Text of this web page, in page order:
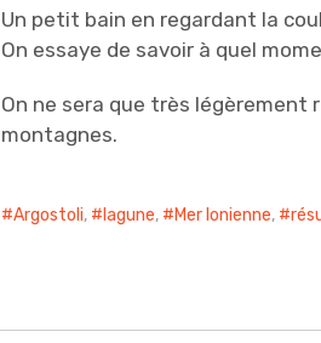
Un petit bain en regardant la
On essaye de savoir à quel
On ne sera que très
montagnes.
Argostoli, lagune, Mer Ionienne,